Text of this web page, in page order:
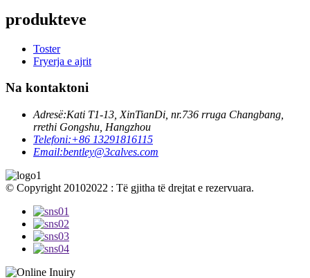
produkteve
Toster
Fryerja e ajrit
Na kontaktoni
Adresë:Kati T1-13, XinTianDi, nr.736 rruga Changbang,
rrethi Gongshu, Hangzhou
Telefoni:+86 13291816115
Email:bentley@3calves.com
© Copyright 20102022 : Të gjitha të drejtat e rezervuara.